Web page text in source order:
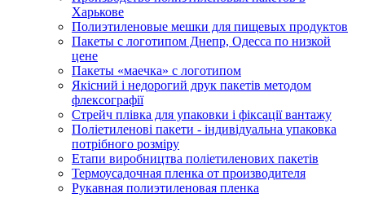
Харькове
Полиэтиленовые мешки для пищевых продуктов
Пакеты с логотипом Днепр, Одесса по низкой
цене
Пакеты «маечка» с логотипом
Якісний і недорогий друк пакетів методом
флексографії
Стрейч плівка для упаковки і фіксації вантажу
Поліетиленові пакети - індивідуальна упаковка
потрібного розміру
Етапи виробництва поліетиленових пакетів
Термоусадочная пленка от производителя
Рукавная полиэтиленовая пленка